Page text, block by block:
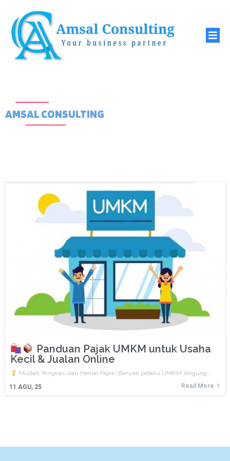
AMSAL CONSULTING
Panduan Pajak UMKM untuk Usaha
Kecil & Jualan Online
11 AGU, 25
Mudah, Ringkas, dan Hemat Pajak! Banyak pelaku UMKM bingung…
Read More